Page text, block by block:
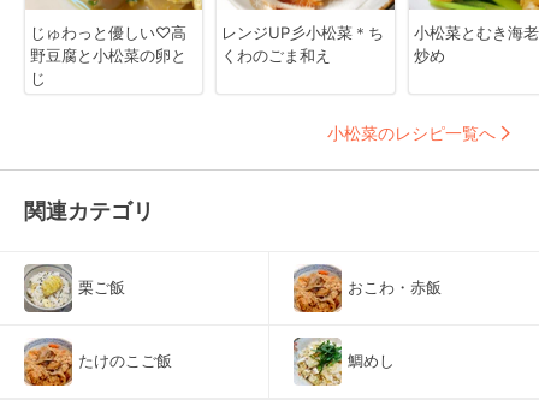
じゅわっと優しい♡高
野豆腐と小松菜の卵と
じ
レンジUP彡小松菜＊ち
くわのごま和え
小松菜とむき海
炒め
小松菜のレシピ一覧へ
関連カテゴリ
栗ご飯 おこわ・赤飯
たけのこご飯 鯛めし